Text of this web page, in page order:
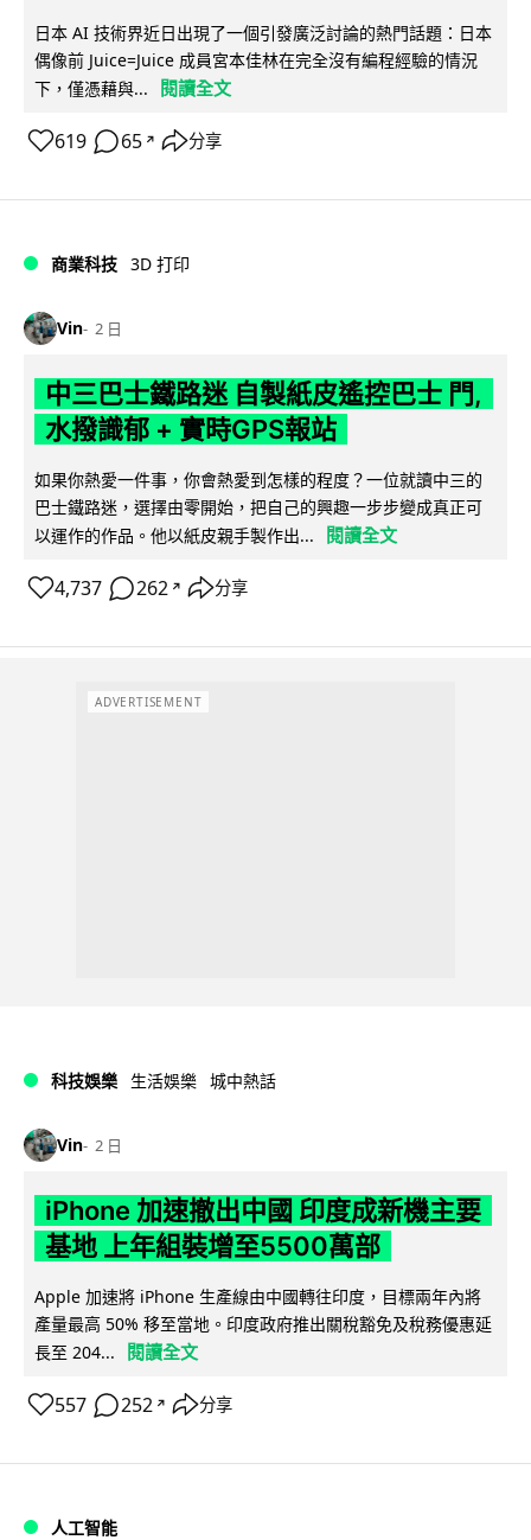
日本 AI 技術界近日出現了一個引發廣泛討論的熱門話題：日本
偶像前 Juice=Juice 成員宮本佳林在完全沒有編程經驗的情況
下，僅憑藉與...
閱讀全文
619 65 ↗ 分享
商業科技 3D 打印
Vin 2 日
中三巴士鐵路迷 自製紙皮遙控巴士 門,
水撥識郁 + 實時GPS報站
如果你熱愛一件事，你會熱愛到怎樣的程度？一位就讀中三的
巴士鐵路迷，選擇由零開始，把自己的興趣一步步變成真正可
以運作的作品。他以紙皮親手製作出...
閱讀全文
4,737 262 ↗ 分享
ADVERTISEMENT
科技娛樂 生活娛樂 城中熱話
Vin 2 日
iPhone 加速撤出中國 印度成新機主要
基地 上年組裝增至5500萬部
Apple 加速將 iPhone 生產線由中國轉往印度，目標兩年內將
產量最高 50% 移至當地。印度政府推出關稅豁免及稅務優惠延
長至 204...
閱讀全文
557 252 ↗ 分享
人工智能